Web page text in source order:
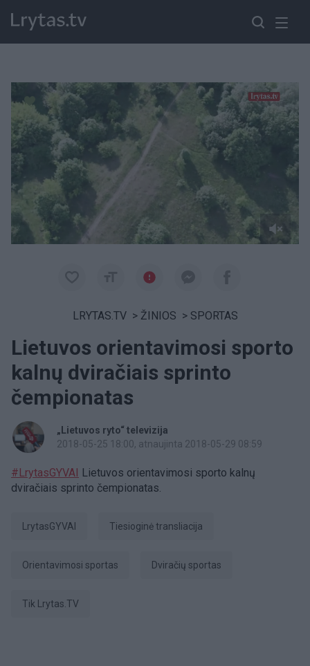
Paremkite Ukrainą
LRYTAS.TV > ŽINIOS > SPORTAS
Lietuvos orientavimosi sporto
kalnų dviračiais sprinto
čempionatas
„Lietuvos ryto“ televizija
2018-05-25 18:00, atnaujinta 2018-05-29 08:59
#LrytasGYVAI Lietuvos orientavimosi sporto kalnų
dviračiais sprinto čempionatas.
LrytasGYVAI tiesioginė transliacija
orientavimosi sportas dviračių sportas
tik Lrytas.TV